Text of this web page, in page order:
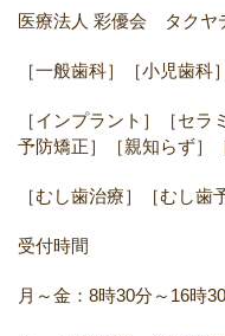
医療法人 彩優会 タクヤ
［一般歯科］［小児歯科
［インプラント］［セ
予防矯正］［親知らず］
［むし歯治療］［むし歯
受付時間
月～金： 8時30分～ 16時30